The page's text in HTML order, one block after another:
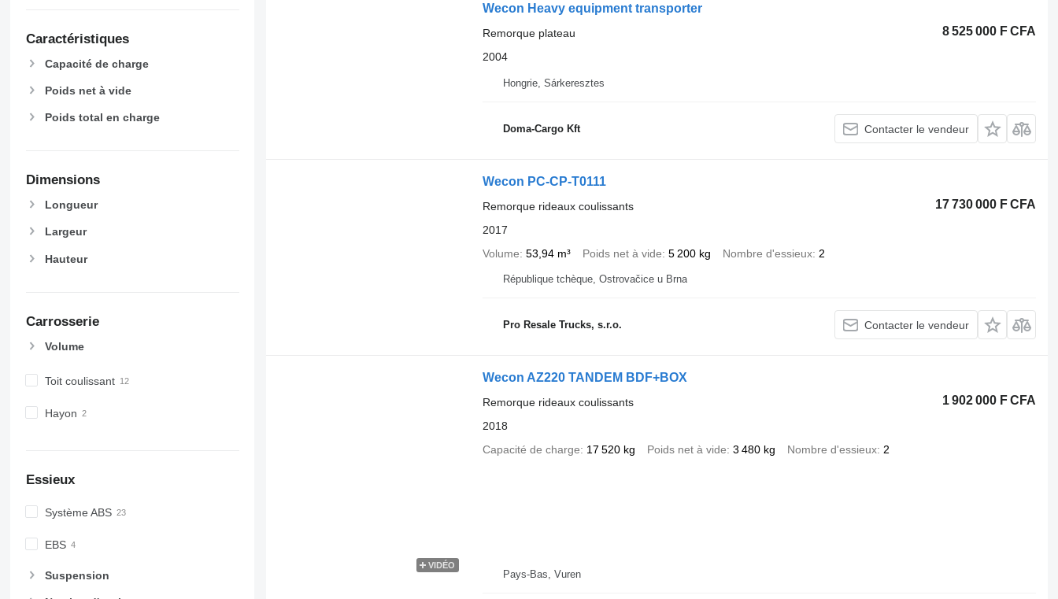
Caractéristiques
Capacité de charge
Poids net à vide
Poids total en charge
Dimensions
Longueur
Largeur
Hauteur
Carrosserie
Volume
Toit coulissant
Hayon
Essieux
Système ABS
EBS
Suspension
Wecon Heavy equipment transporter
8 525 000 F CFA
Remorque plateau
2004
Hongrie, Sárkeresztes
Doma-Cargo Kft Contacter le vendeur
Wecon PC-CP-T0111
17 730 000 F CFA
Remorque rideaux coulissants
2017
Volume 53,94 m³ Poids net à vide 5 200 kg Nombre d'essieux 2
République tchèque, Ostrovačice u Brna
Pro Resale Trucks, s.r.o. Contacter le vendeur
VIDÉO
Wecon AZ220 TANDEM BDF+BOX
1 902 000 F CFA
Remorque rideaux coulissants
2018
Capacité de charge
17 520 kg Poids net à vide 3 480 kg Nombre d'essieux 2
Pays-Bas, Vuren